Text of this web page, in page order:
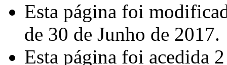
Esta página foi
de 30 de Junho de 2017.
Esta página foi acedida